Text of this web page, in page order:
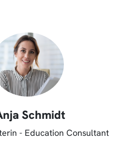
Schmidt
- Education Consultant